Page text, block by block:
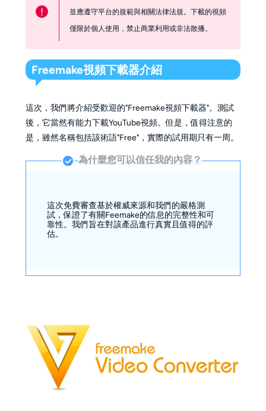
!
並應遵守平台的規範與相關法律法規。下載的視頻
僅限於個人使用，禁止商業利用或非法散播。
Freemake視頻下載器介紹
這次，我們將介紹受歡迎的"Freemake視頻下載器"。測試
後，它當然有能力下載YouTube視頻。但是，值得注意的
是，雖然名稱包括該術語"Free"，實際的試用期只有一周。
為什麼您可以信任我的內容？
這次免費審查基於權威來源和我們的嚴格測
試，保證了有關Feemake的信息的完整性和可
靠性。我們旨在對該產品進行真實且值得的評
估。